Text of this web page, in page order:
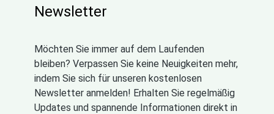
Newsletter
Möchten Sie immer auf dem Laufenden
bleiben? Verpassen Sie keine Neuigkeiten mehr,
indem Sie sich für unseren kostenlosen
Newsletter anmelden! Erhalten Sie regelmäßig
Updates und spannende Informationen direkt in